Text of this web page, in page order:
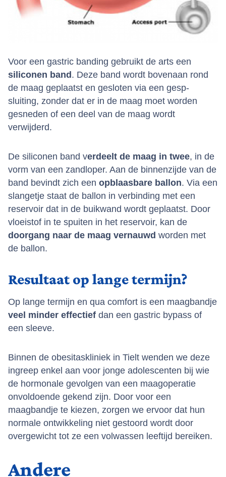
Voor een gastric banding gebruikt de arts een
siliconen band. Deze band wordt bovenaan rond
de maag geplaatst en gesloten via een gesp-
sluiting, zonder dat er in de maag moet worden
gesneden of een deel van de maag wordt
verwijderd.
De siliconen band verdeelt de maag in twee, in de
vorm van een zandloper. Aan de binnenzijde van de
band bevindt zich een opblaasbare ballon. Via een
slangetje staat de ballon in verbinding met een
reservoir dat in de buikwand wordt geplaatst. Door
vloeistof in te spuiten in het reservoir, kan de
doorgang naar de maag vernauwd worden met
de ballon.
Resultaat op lange termijn?
Op lange termijn en qua comfort is een maagbandje
veel minder effectief dan een gastric bypass of
een sleeve.
Binnen de obesitaskliniek in Tielt wenden we deze
ingreep enkel aan voor jonge adolescenten bij wie
de hormonale gevolgen van een maagoperatie
onvoldoende gekend zijn. Door voor een
maagbandje te kiezen, zorgen we ervoor dat hun
normale ontwikkeling niet gestoord wordt door
overgewicht tot ze een volwassen leeftijd bereiken.
Andere